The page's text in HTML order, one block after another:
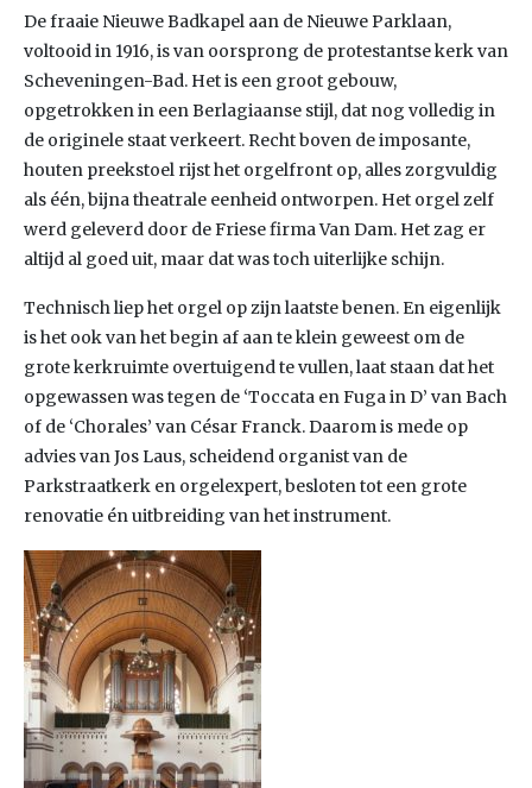
De fraaie Nieuwe Badkapel aan de Nieuwe Parklaan,
voltooid in 1916, is van oorsprong de protestantse kerk van
Scheveningen-Bad. Het is een groot gebouw,
opgetrokken in een Berlagiaanse stijl, dat nog volledig in
de originele staat verkeert. Recht boven de imposante,
houten preekstoel rijst het orgelfront op, alles zorgvuldig
als één, bijna theatrale eenheid ontworpen. Het orgel zelf
werd geleverd door de Friese firma Van Dam. Het zag er
altijd al goed uit, maar dat was toch uiterlijke schijn.
Technisch liep het orgel op zijn laatste benen. En eigenlijk
is het ook van het begin af aan te klein geweest om de
grote kerkruimte overtuigend te vullen, laat staan dat het
opgewassen was tegen de ‘Toccata en Fuga in D’ van Bach
of de ‘Chorales’ van César Franck. Daarom is mede op
advies van Jos Laus, scheidend organist van de
Parkstraatkerk en orgelexpert, besloten tot een grote
renovatie én uitbreiding van het instrument.